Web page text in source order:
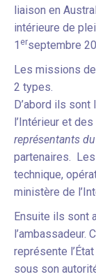
liaison en
intérieure de
1 erseptembre
Les missions
2 types.
D’abord ils
l’Intérieur et
représentants
partenaires.
technique,
ministère de
Ensuite ils sont
l’ambassadeur.
représente
sous son